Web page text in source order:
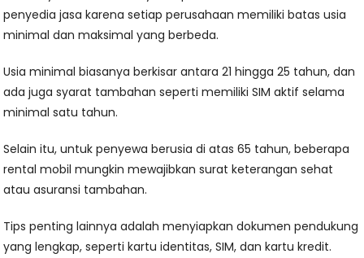
penyedia jasa karena setiap perusahaan memiliki batas usia
minimal dan maksimal yang berbeda.
Usia minimal biasanya berkisar antara 21 hingga 25 tahun, dan
ada juga syarat tambahan seperti memiliki SIM aktif selama
minimal satu tahun.
Selain itu, untuk penyewa berusia di atas 65 tahun, beberapa
rental mobil mungkin mewajibkan surat keterangan sehat
atau asuransi tambahan.
Tips penting lainnya adalah menyiapkan dokumen pendukung
yang lengkap, seperti kartu identitas, SIM, dan kartu kredit.